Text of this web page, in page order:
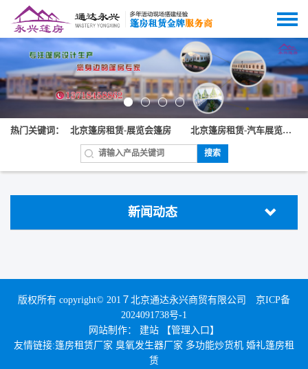
热门关键词： 北京篷房租赁-展览会篷房 北京篷房租赁-汽车展览篷房
搜索
新闻动态
版权所有 copyright© 201７北京通达永兴商贸有限公司 京ICP备
2024091738号-1
网站制作： 建站
【管理入口】
友情链接:篷房租赁厂家 臭氧发生器厂家 多功能炒货机 婚礼篷房租
赁